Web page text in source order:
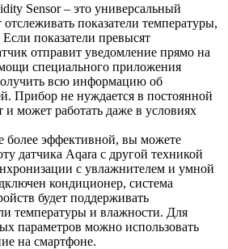
Sensor – это универсальный
показатели температуры,
показатели превысят
отправит уведомление прямо на
специального приложения
всю информацию об
Прибор не нуждается в постоянной
и может работать даже в условиях
более эффективной, вы можете
датчика Aqara с другой техникой
с увлажнителем и умной
кондиционер, система
будет поддерживать
температуры и влажности. Для
параметров можно использовать
на смартфоне.